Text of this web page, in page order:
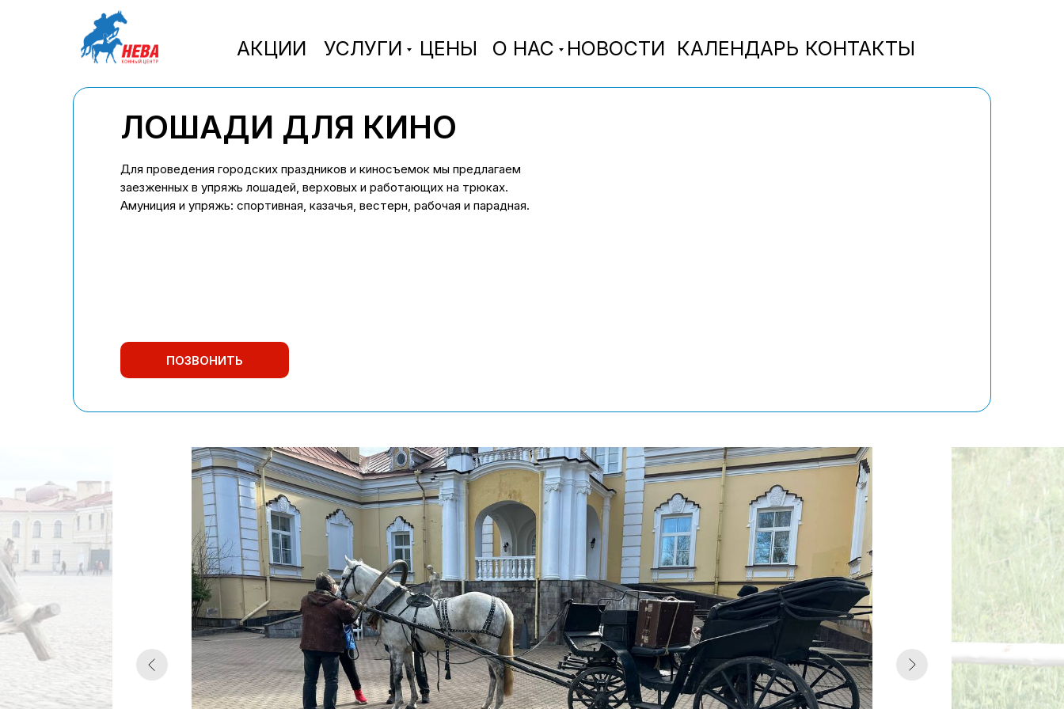
АКЦИИ УСЛУГИ ЦЕНЫ О НАС НОВОСТИ КОНТАКТЫ
КАЛЕНДАРЬ
ЛОШАДИ ДЛЯ КИНО
Для проведения городских праздников и киносъемок мы предлагаем
заезженных в упряжь лошадей, верховых и работающих на трюках.
Амуниция и упряжь: спортивная, казачья, вестерн, рабочая и парадная.
ПОЗВОНИТЬ